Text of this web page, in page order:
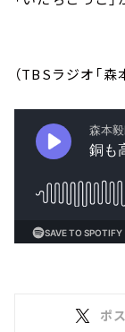
（TBSラジオ「森
ポ